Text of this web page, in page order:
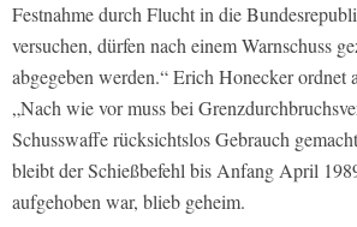
Festnahme durch Flucht in die
versuchen, dürfen nach einem Warnschuss
abgegeben werden.“ Erich Honecker ordnet
„Nach wie vor muss bei
Schusswaffe rücksichtslos Gebrauch
bleibt der Schießbefehl bis Anfang April
aufgehoben war, blieb geheim.